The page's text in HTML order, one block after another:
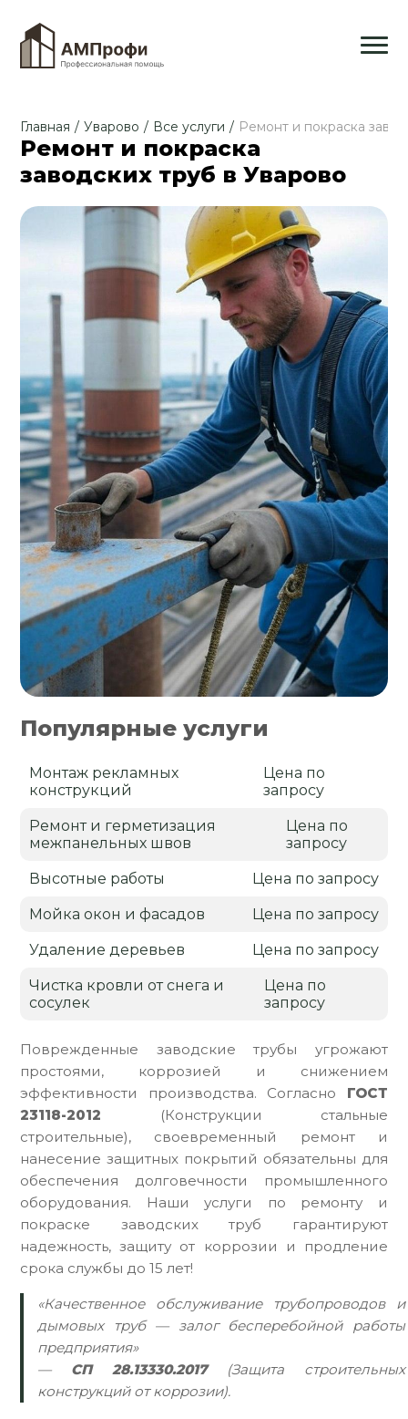
Главная / Уварово / Все услуги / Ремонт и покраска
Ремонт и покраска
заводских труб в Уварово
Поврежденные заводские трубы угрожают
простоями, коррозией и снижением
эффективности производства. Согласно ГОСТ
23118-2012 (Конструкции стальные
строительные), своевременный ремонт и
нанесение защитных покрытий обязательны для
обеспечения долговечности промышленного
оборудования. Наши услуги по ремонту и
покраске заводских труб гарантируют
надежность, защиту от коррозии и продление
срока службы до 15 лет!
«Качественное обслуживание трубопроводов и
дымовых труб — залог бесперебойной работы
предприятия»
— СП 28.13330.2017(Защита строительных
конструкций от коррозии).
Популярные услуги
Монтаж рекламных
конструкций
Цена по
запросу
Ремонт и герметизация
межпанельных швов
Цена по
запросу
Высотные работы Цена по запросу
Мойка окон и фасадов Цена по запросу
Удаление деревьев Цена по запросу
Чистка кровли от снега и
сосулек
Цена по
запросу